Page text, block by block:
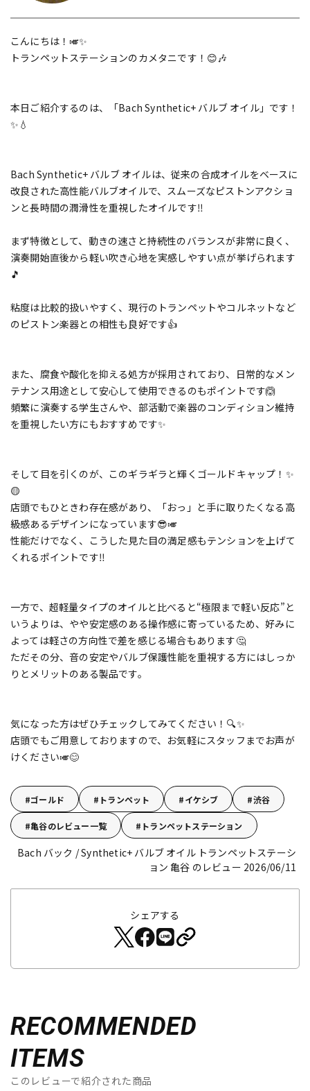
こんにちは！🎺✨
トランペットステーションのカメタニです！😊🎶
本日ご紹介するのは、「Bach Synthetic+ バルブ オイル」です！
✨💧
Bach Synthetic+ バルブ オイルは、従来の合成オイルをベースに
改良された高性能バルブオイルで、スムーズなピストンアクショ
ンと長時間の潤滑性を重視したオイルです‼️
まず特徴として、動きの速さと持続性のバランスが非常に良く、
演奏開始直後から軽い吹き心地を実感しやすい点が挙げられます
🎵
粘度は比較的扱いやすく、現行のトランペットやコルネットなど
のピストン楽器との相性も良好です👍
また、腐食や酸化を抑える処方が採用されており、日常的なメン
テナンス用途として安心して使用できるのもポイントです🙆
頻繁に演奏する学生さんや、部活動で楽器のコンディション維持
を重視したい方にもおすすめです✨
そして目を引くのが、このギラギラと輝くゴールドキャップ！✨
🟡
店頭でもひときわ存在感があり、「おっ」と手に取りたくなる高
級感あるデザインになっています😎🎺
性能だけでなく、こうした見た目の満足感もテンションを上げて
くれるポイントです‼️
一方で、超軽量タイプのオイルと比べると“極限まで軽い反応”と
いうよりは、やや安定感のある操作感に寄っているため、好みに
よっては軽さの方向性で差を感じる場合もあります🤔
ただその分、音の安定やバルブ保護性能を重視する方にはしっか
りとメリットのある製品です。
気になった方はぜひチェックしてみてください！🔍✨
店頭でもご用意しておりますので、お気軽にスタッフまでお声が
けください🎺😊
ゴールド トランペット イケシブ 渋谷
亀谷のレビュー一覧 トランペットステーション
Bach バック / Synthetic+ バルブ オイルトランペットステーシ
ョン 亀谷 のレビュー 2026/06/11
シェアする
RECOMMENDED
ITEMS
このレビューで紹介された商品